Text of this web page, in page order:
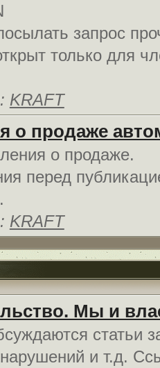
запрос
только для
KRAFT
о продаже
о продаже.
перед
KRAFT
Мы и
статьи
и т.д.